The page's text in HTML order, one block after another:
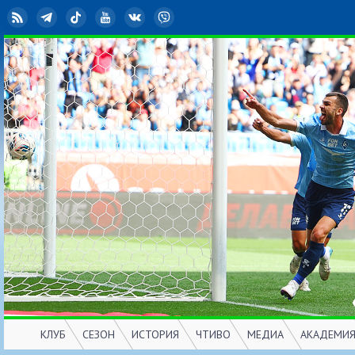
RSS TelegramTikTok YouTubeВКонтакте
КЛУБ
СЕЗОН
ИСТОРИЯ
ЧТИВО
МЕДИА
АКАДЕМИЯ